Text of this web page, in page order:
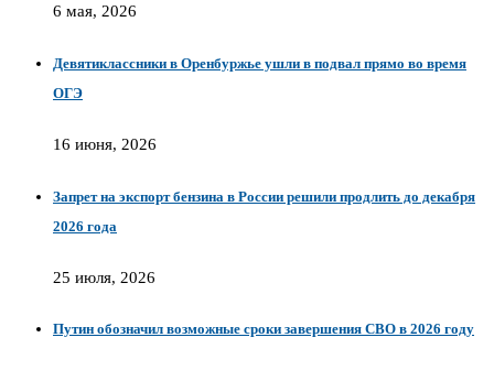
6 мая, 2026
Девятиклассники в Оренбуржье ушли в подвал прямо во время
ОГЭ
16 июня, 2026
Запрет на экспорт бензина в России решили продлить до декабря
2026 года
25 июля, 2026
Путин обозначил возможные сроки завершения СВО в 2026 году